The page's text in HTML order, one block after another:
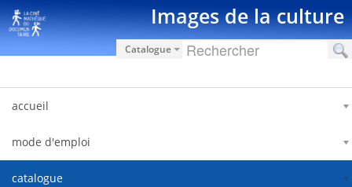
Hyppää sisältöön Images de la culture
Catalogue
accueil
mode d'emploi
catalogue